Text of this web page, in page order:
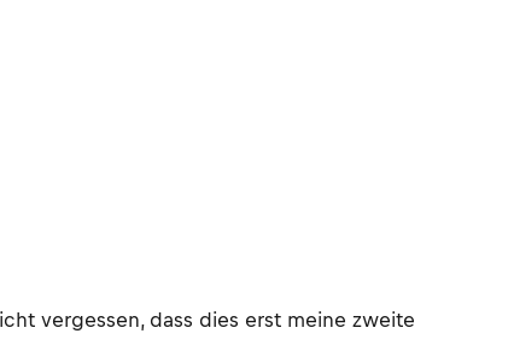
vergessen, dass dies erst meine zweite